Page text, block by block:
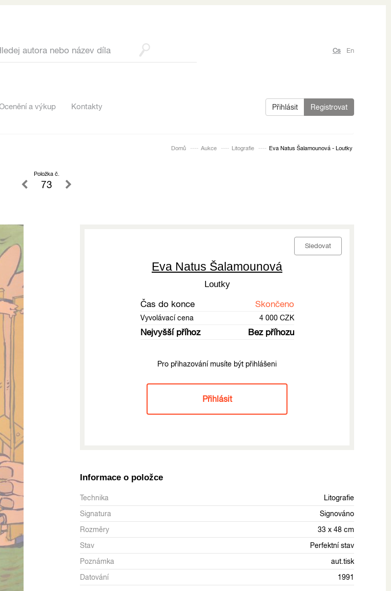
Cs En
a výkup Kontakty Přihlásit Registrovat
Domů Aukce Litografie Eva Natus Šalamounová - Loutky
Položka č.
73
Sledovat
Eva Natus Šalamounová
Loutky
Čas do konce Skončeno
Vyvolávací cena 4 000 CZK
Nejvyšší příhoz Bez příhozu
Pro přihazování musíte být přihlášeni
Přihlásit
Informace o položce
Technika
Litografie
Signatura
Signováno
Rozměry
33 x 48 cm
Stav
Perfektní stav
Poznámka
aut.tisk
Datování
1991